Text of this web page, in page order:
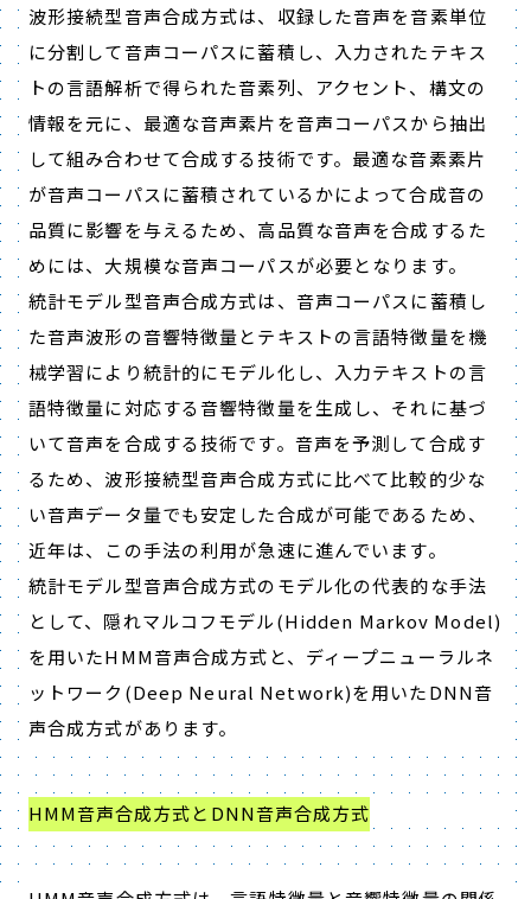
波形接続型音声合成方式は、収録した音声を音素単位
に分割して音声コーパスに蓄積し、入力されたテキス
トの言語解析で得られた音素列、アクセント、構文の
情報を元に、最適な音声素片を音声コーパスから抽出
して組み合わせて合成する技術です。最適な音素素片
が音声コーパスに蓄積されているかによって合成音の
品質に影響を与えるため、高品質な音声を合成するた
めには、大規模な音声コーパスが必要となります。
統計モデル型音声合成方式は、音声コーパスに蓄積し
た音声波形の音響特徴量とテキストの言語特徴量を機
械学習により統計的にモデル化し、入力テキストの言
語特徴量に対応する音響特徴量を生成し、それに基づ
いて音声を合成する技術です。音声を予測して合成す
るため、波形接続型音声合成方式に比べて比較的少な
い音声データ量でも安定した合成が可能であるため、
近年は、この手法の利用が急速に進んでいます。
統計モデル型音声合成方式のモデル化の代表的な手法
として、隠れマルコフモデル(Hidden Markov Model)
を用いたHMM音声合成方式と、ディープニューラルネ
ットワーク(Deep Neural Network)を用いたDNN音
声合成方式があります。
HMM音声合成方式とDNN音声合成方式